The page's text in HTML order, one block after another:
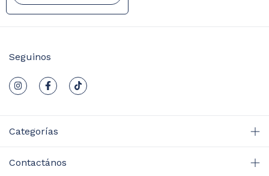
Seguinos
Categorías
Contactános